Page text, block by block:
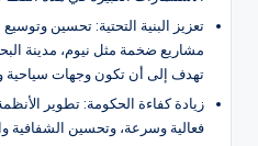
تعزيز البنية التحتية: تحسين وتوسيع
مشاريع ضخمة مثل نيوم، مدينة
تهدف إلى أن تكون وجهات سياحية
زيادة كفاءة الحكومة: تطوير
فعالية وسرعة، وتحسين الشفافية